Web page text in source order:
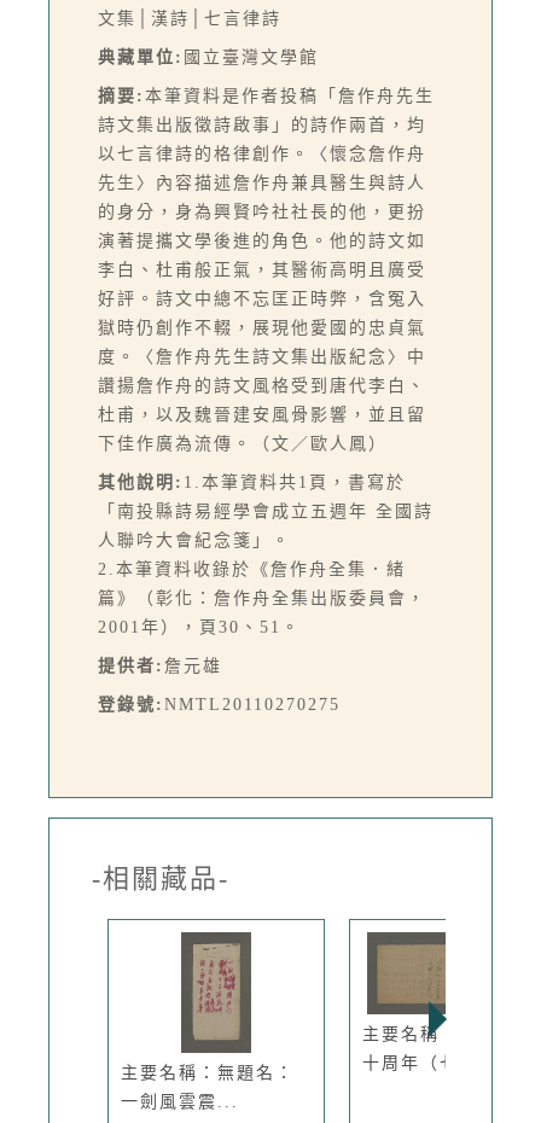
文集│漢詩│七言律詩
典藏單位: 國立臺灣文學館
摘要: 本筆資料是作者投稿「詹作舟先生
詩文集出版徵詩啟事」的詩作兩首，均
以七言律詩的格律創作。〈懷念詹作舟
先生〉內容描述詹作舟兼具醫生與詩人
的身分，身為興賢吟社社長的他，更扮
演著提攜文學後進的角色。他的詩文如
李白、杜甫般正氣，其醫術高明且廣受
好評。詩文中總不忘匡正時弊，含冤入
獄時仍創作不輟，展現他愛國的忠貞氣
度。〈詹作舟先生詩文集出版紀念〉中
讚揚詹作舟的詩文風格受到唐代李白、
杜甫，以及魏晉建安風骨影響，並且留
下佳作廣為流傳。（文／歐人鳳）
其他說明: 1.本筆資料共1頁，書寫於
「南投縣詩易經學會成立五週年 全國詩
人聯吟大會紀念箋」。
2.本筆資料收錄於《詹作舟全集．緒
篇》（彰化：詹作舟全集出版委員會，
2001年），頁30、51。
提供者: 詹元雄
登錄號: NMTL20110270275
-相關藏品-
主要名稱：無題名：
一劍風雲震...
主要名稱：台灣光復
十周年（七...